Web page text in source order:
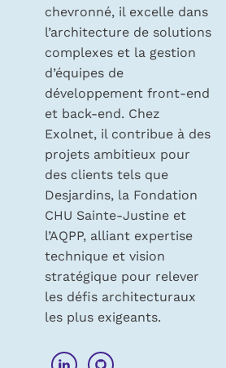
chevronné, il excelle dans
l’architecture de solutions
complexes et la gestion
d’équipes de
développement front-end
et back-end. Chez
Exolnet, il contribue à des
projets ambitieux pour
des clients tels que
Desjardins, la Fondation
CHU Sainte-Justine et
l’AQPP, alliant expertise
technique et vision
stratégique pour relever
les défis architecturaux
les plus exigeants.